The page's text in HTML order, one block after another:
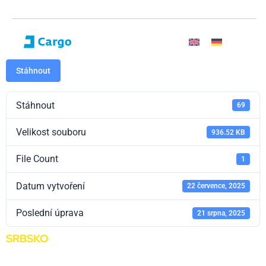
Stáhnout
Stáhnout 69
Velikost souboru 936.52 KB
File Count 1
Datum vytvoření 22 července, 2025
Poslední úprava 21 srpna, 2025
SRBSKO